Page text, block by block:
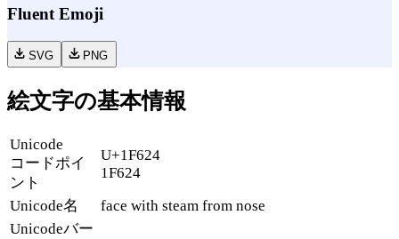
Fluent Emoji
SVG PNG
絵文字の基本情報
Unicode
コードポイ
ント
U+1F624
1F624
Unicode名
face with steam from nose
Unicodeバー